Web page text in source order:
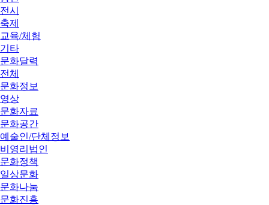
전시
축제
교육/체험
기타
문화달력
전체
문화정보
영상
문화자료
문화공간
예술인/단체정보
비영리법인
문화정책
일상문화
문화나눔
문화진흥